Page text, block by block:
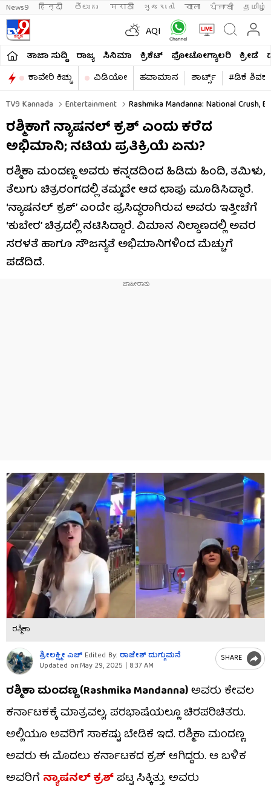
News9 हिन्दी తెలుగు मराठी ગુજરાતી বাংলা ਪੰਜਾਬੀ தமிழ்
AQI
ತಾಜಾ ಸುದ್ದಿ ರಾಜ್ಯ ಸಿನಿಮಾ ಕ್ರಿಕೆಟ್​ ಫೋಟೋಗ್ಯಾಲರಿ ಕ್ರೀಡೆ
ಕಾವೇರಿ ಕಿಚ್ಚು
ವಿಡಿಯೋ ಹವಾಮಾನ ಶಾರ್ಟ್ಸ್​
#ಡಿಕೆ
TV9 Kannada
Entertainment Rashmika Mandanna: National Crush,
ರಶ್ಮಿಕಾಗೆ ನ್ಯಾಷನಲ್ ಕ್ರಶ್ ಎಂದು ಕರೆದ
ಅಭಿಮಾನಿ; ನಟಿಯ ಪ್ರತಿಕ್ರಿಯೆ ಏನು?
ರಶ್ಮಿಕಾ ಮಂದಣ್ಣ ಅವರು ಕನ್ನಡದಿಂದ ಹಿಡಿದು ಹಿಂದಿ, ತಮಿಳು,
ತೆಲುಗು ಚಿತ್ರರಂಗದಲ್ಲಿ ತಮ್ಮದೇ ಆದ ಛಾಪು ಮೂಡಿಸಿದ್ದಾರೆ.
‘ನ್ಯಾಷನಲ್ ಕ್ರಶ್’ ಎಂದೇ ಪ್ರಸಿದ್ಧರಾಗಿರುವ ಅವರು ಇತ್ತೀಚೆಗೆ
‘ಕುಬೇರ’ ಚಿತ್ರದಲ್ಲಿ ನಟಿಸಿದ್ದಾರೆ. ವಿಮಾನ ನಿಲ್ದಾಣದಲ್ಲಿ ಅವರ
ಸರಳತೆ ಹಾಗೂ ಸೌಜನ್ಯತೆ ಅಭಿಮಾನಿಗಳಿಂದ ಮೆಚ್ಚುಗೆ
ಪಡೆದಿದೆ.
ರಶ್ಮಿಕಾ
ಶ್ರೀಲಕ್ಷ್ಮೀ ಎಚ್ Edited By: ರಾಜೇಶ್ ದುಗ್ಗುಮನೆ
Updated on:May 29, 2025 | 8:37 AM
SHARE
ರಶ್ಮಿಕಾ ಮಂದಣ್ಣ (Rashmika Mandanna)ಅವರು ಕೇವಲ
ಕರ್ನಾಟಕಕ್ಕೆ ಮಾತ್ರವಲ್ಲ, ಪರಭಾಷೆಯಲ್ಲೂ ಚಿರಪರಿಚಿತರು.
ಅಲ್ಲಿಯೂ ಅವರಿಗೆ ಸಾಕಷ್ಟು ಬೇಡಿಕೆ ಇದೆ. ರಶ್ಮಿಕಾ ಮಂದಣ್ಣ
ಅವರು ಈ ಮೊದಲು ಕರ್ನಾಟಕದ ಕ್ರಶ್ ಆಗಿದ್ದರು. ಆ ಬಳಿಕ
ಅವರಿಗೆ ನ್ಯಾಷನಲ್ ಕ್ರಶ್ಪಟ್ಟ ಸಿಕ್ಕಿತ್ತು. ಅವರು